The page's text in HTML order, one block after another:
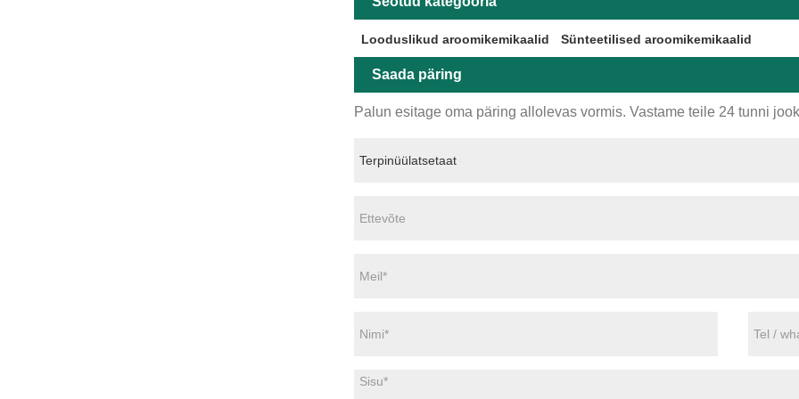
Looduslikud aroomikemikaalid Sünteetilised aroomikemikaalid
Saada päring
Palun esitage oma päring allolevas vormis. Vastame teile 24 tunni